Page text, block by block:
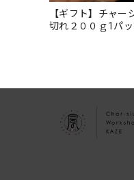
【ギフト】チャー
切れ２００ｇ1パ